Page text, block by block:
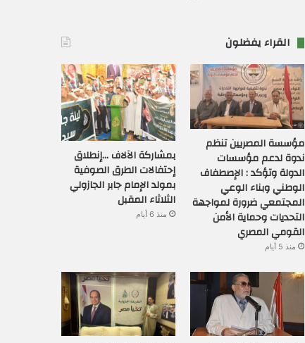
القراء يفضلون
مؤسسة المصريين تنظم
ندوة لدعم مؤسسات
الدولة وتؤكد : الإصطفاف
الوطني وبناء الوعي
المجتمعي ضرورة لمواجهة
التحديات وحماية الأمن
القومي المصري
منذ 5 أيام
بمشاركة الآلاف …إنطلاق
إحتفالات الطرق الصوفية
بمولد الإمام جابر الجازولي
الثلاثاء المقبل
منذ 6 أيام